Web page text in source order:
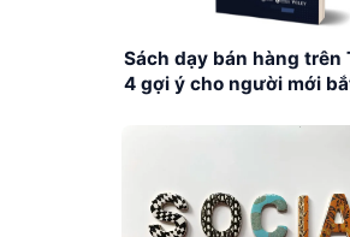
Sách dạy bán hàng trên
4 gợi ý cho người mới